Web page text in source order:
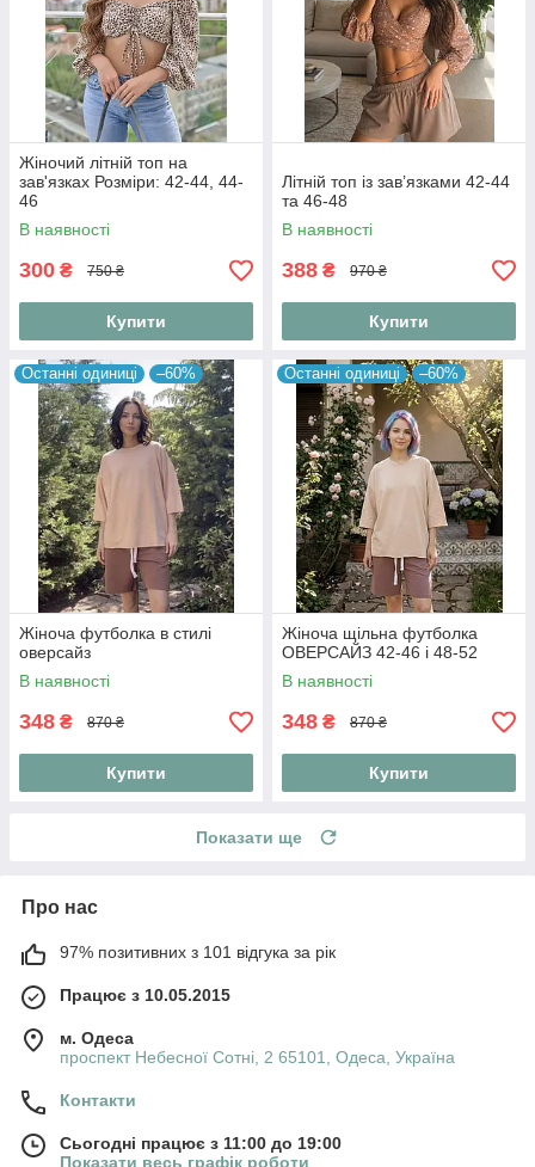
Жіночий літній топ на
зав'язках Розміри: 42-44, 44-
46
В наявності
300 ₴ 750 ₴
Купити
Літній топ із зав’язками 42-44
та 46-48
В наявності
388 ₴ 970 ₴
Купити
Останні одиниці –60%
Жіноча футболка в стилі
оверсайз
В наявності
348 ₴ 870 ₴
Купити
Останні одиниці –60%
Жіноча щільна футболка
ОВЕРСАЙЗ 42-46 і 48-52
В наявності
348 ₴ 870 ₴
Купити
Показати ще
Про нас
97% позитивних з 101 відгука за рік
Працює з 10.05.2015
м. Одеса
проспект Небесної Сотні, 2 65101, Одеса, Україна
Контакти
Сьогодні працює з 11:00 до 19:00
Показати весь графік роботи